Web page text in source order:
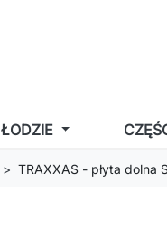
ŁODZIE
TRAXXAS - płyta dolna